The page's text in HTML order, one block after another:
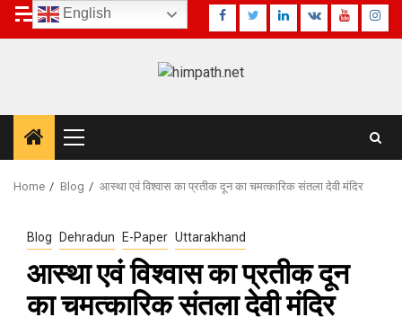
Skip
6 August 2026 Facebook
TwitterLinkedin
VK Youtube
Primary
Menu
Home Blog आस्था एवं विश्वास का प्रतीक दून का चमत्कारिक संतला देवी मंदिर
Blog Dehradun E-Paper Uttarakhand
आस्था एवं विश्वास का प्रतीक दून
का चमत्कारिक संतला देवी मंदिर
English